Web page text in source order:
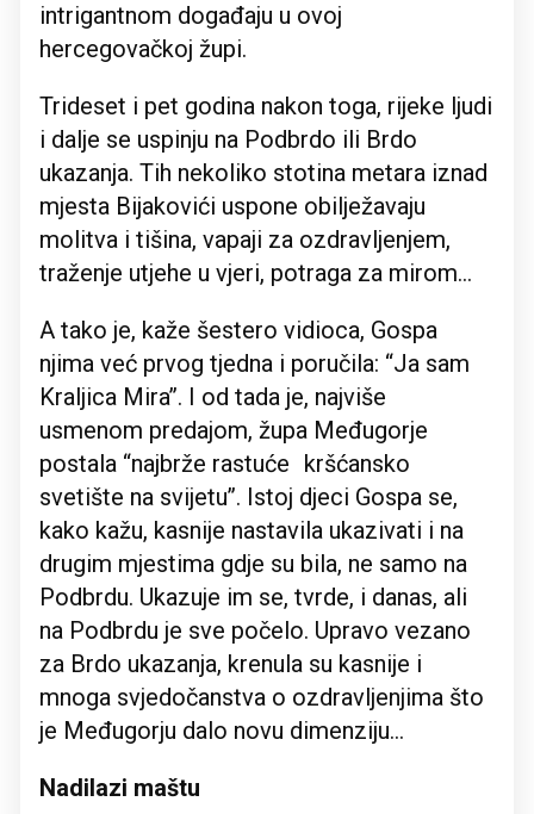
intrigantnom događaju u ovoj
hercegovačkoj župi.
Trideset i pet godina nakon toga, rijeke ljudi
i dalje se uspinju na Podbrdo ili Brdo
ukazanja. Tih nekoliko stotina metara iznad
mjesta Bijakovići uspone obilježavaju
molitva i tišina, vapaji za ozdravljenjem,
traženje utjehe u vjeri, potraga za mirom...
A tako je, kaže šestero vidioca, Gospa
njima već prvog tjedna i poručila: “Ja sam
Kraljica Mira’’. I od tada je, najviše
usmenom predajom, župa Međugorje
postala “najbrže rastuće kršćansko
svetište na svijetu’’. Istoj djeci Gospa se,
kako kažu, kasnije nastavila ukazivati i na
drugim mjestima gdje su bila, ne samo na
Podbrdu. Ukazuje im se, tvrde, i danas, ali
na Podbrdu je sve počelo. Upravo vezano
za Brdo ukazanja, krenula su kasnije i
mnoga svjedočanstva o ozdravljenjima što
je Međugorju dalo novu dimenziju...
Nadilazi maštu